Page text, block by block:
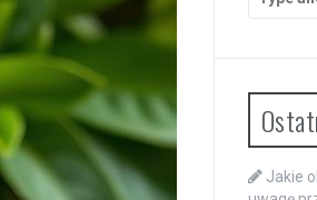
for:
Jakie